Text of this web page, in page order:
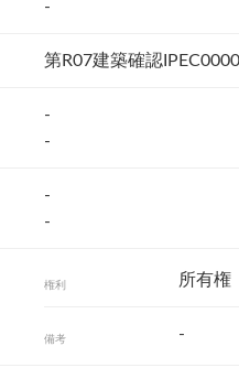
-
第R07建築確認
-
-
-
-
権利 所有権
備考 -